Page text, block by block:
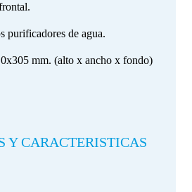
purificadores de agua.
mm. (alto x ancho x fondo)
Y CARACTERISTICAS